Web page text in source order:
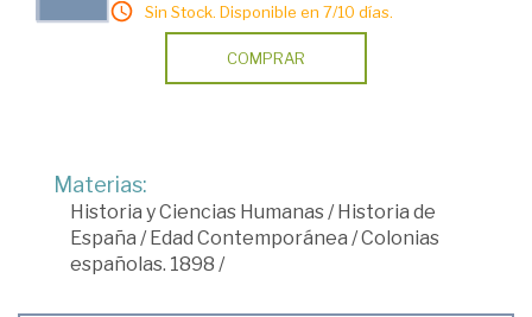
Sin Stock. Disponible en 7/10 días.
COMPRAR
Materias:
Historia y Ciencias Humanas /Historia de
España /Edad Contemporánea /Colonias
españolas. 1898 /